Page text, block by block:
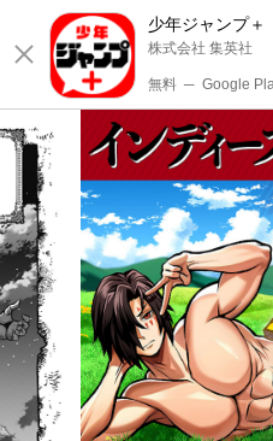
少年ジャンプ＋
株式会社 集英社
無料 ─ Google